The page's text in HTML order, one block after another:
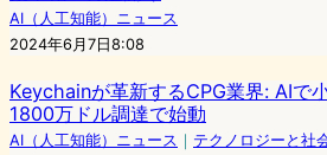
AI（人工知能）ニュース
2024年6月7日8:08
Keychainが革新するCPG業界: AIで
1800万ドル調達で始動
AI（人工知能）ニュース ｜ テクノロジーと社